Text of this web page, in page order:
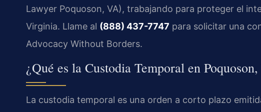
Lawyer Poquoson, VA), trabajando para proteger el
Virginia. Llame al (888) 437-7747 para solicitar una
Advocacy Without Borders.
¿Qué es la Custodia Temporal en
La custodia temporal es una orden a corto plazo